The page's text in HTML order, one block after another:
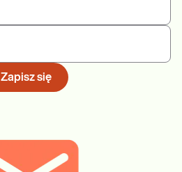
Zapisz się